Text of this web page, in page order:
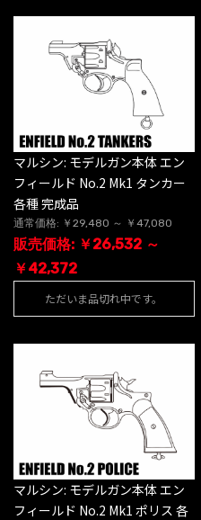
マルシン: モデルガン本体 エン
フィールド No.2 Mk1 タンカー
各種 完成品
通常価格: ￥29,480 ～ ￥47,080
販売価格: ￥26,532 ～
￥42,372
ただいま品切れ中です。
マルシン: モデルガン本体 エン
フィールド No.2 Mk1 ポリス 各